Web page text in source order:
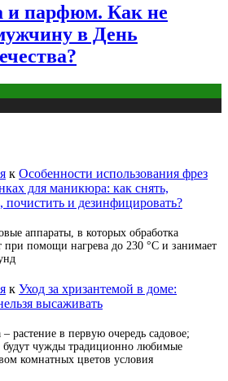
и парфюм. Как не
в День
к Особенности использования фрез
для маникюра: как снять,
почистить и дезинфицировать?
аппараты, в которых обработка
при помощи нагрева до 230 °С и занимает
к Уход за хризантемой в доме:
высаживать
– растение в первую очередь садовое;
будут чужды традиционно любимые
комнатных цветов условия